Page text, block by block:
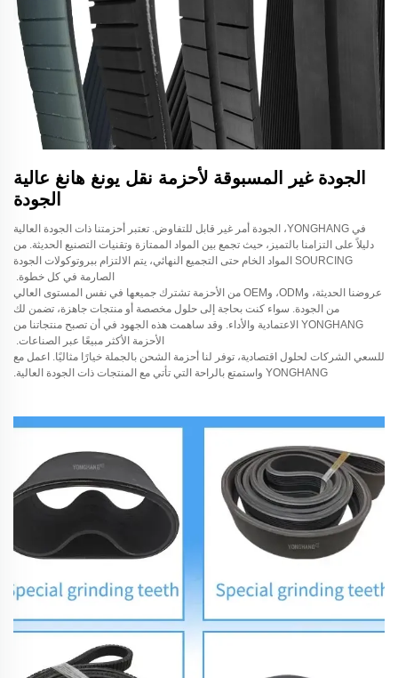
الجودة غير المسبوقة لأحزمة نقل يونغ هانغ عالية
الجودة
في YONGHANG، الجودة أمر غير قابل للتفاوض. تعتبر أحزمتنا ذات الجودة العالية
دليلاً على التزامنا بالتميز، حيث تجمع بين المواد الممتازة وتقنيات التصنيع الحديثة. من
SOURCING المواد الخام حتى التجميع النهائي، يتم الالتزام ببروتوكولات الجودة
الصارمة في كل خطوة.
عروضنا الحديثة، وODM، وOEM من الأحزمة تشترك جميعها في نفس المستوى العالي
من الجودة. سواء كنت بحاجة إلى حلول مخصصة أو منتجات جاهزة، تضمن لك
YONGHANG الاعتمادية والأداء. وقد ساهمت هذه الجهود في أن تصبح منتجاتنا من
الأحزمة الأكثر مبيعًا عبر الصناعات.
للسعي الشركات لحلول اقتصادية، توفر لنا أحزمة الشحن بالجملة خيارًا مثاليًا. اعمل مع
YONGHANG واستمتع بالراحة التي تأتي مع المنتجات ذات الجودة العالية.